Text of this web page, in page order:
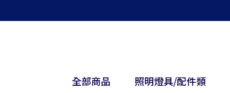
全部商品 照明燈具/配件類